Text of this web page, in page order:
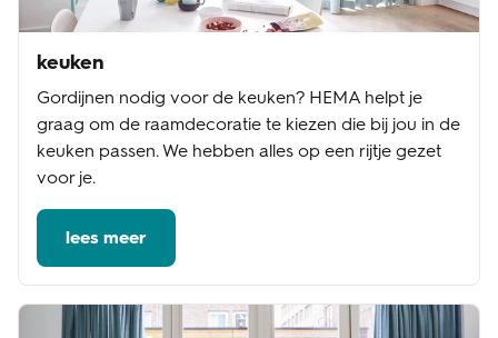
keuken
Gordijnen nodig voor de keuken? HEMA helpt je
graag om de raamdecoratie te kiezen die bij jou in de
keuken passen. We hebben alles op een rijtje gezet
voor je.
lees meer